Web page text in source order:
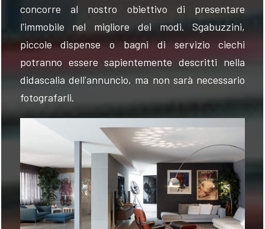
concorre al nostro obiettivo di presentare
l'immobile nel migliore dei modi. Sgabuzzini,
piccole dispense o bagni di servizio ciechi
potranno essere sapientemente descritti nella
didascalia dell'annuncio, ma non sarà necessario
fotografarli.